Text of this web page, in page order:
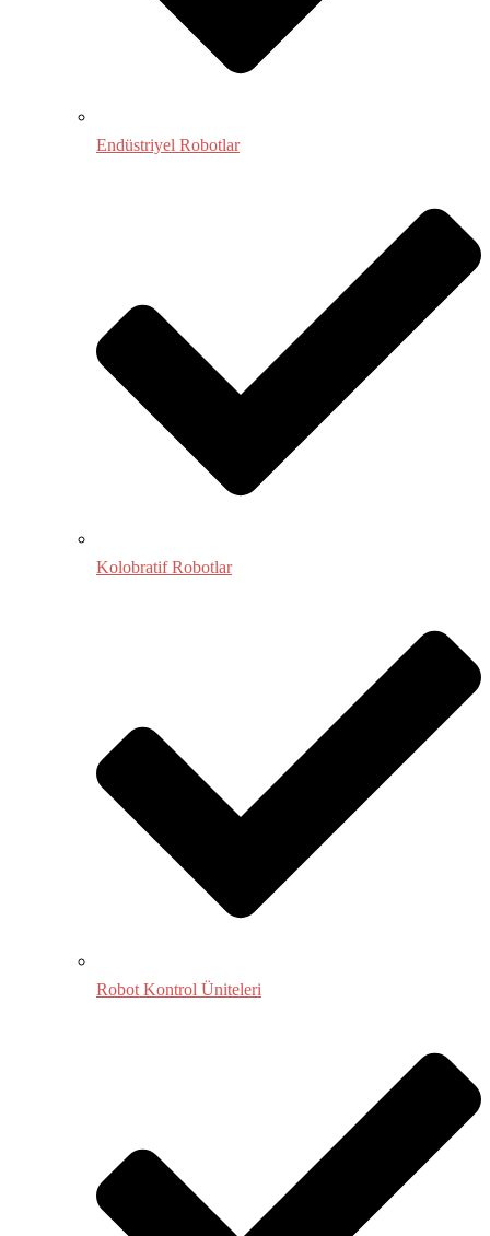
Endüstriyel Robotlar
Kolobratif Robotlar
Robot Kontrol Üniteleri